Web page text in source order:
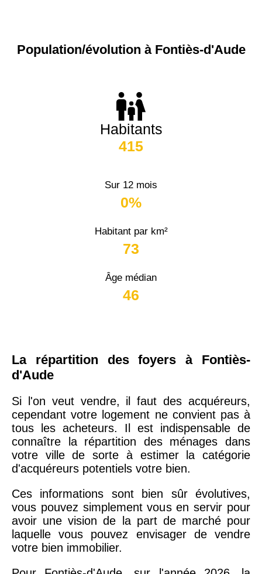
Population/évolution à Fontiès-d'Aude
Habitants
415
Sur 12 mois
0%
Habitant par km²
73
Âge médian
46
La répartition des foyers à Fontiès-
d'Aude
Si l'on veut vendre, il faut des acquéreurs,
cependant votre logement ne convient pas à
tous les acheteurs. Il est indispensable de
connaître la répartition des ménages dans
votre ville de sorte à estimer la catégorie
d'acquéreurs potentiels votre bien.
Ces informations sont bien sûr évolutives,
vous pouvez simplement vous en servir pour
avoir une vision de la part de marché pour
laquelle vous pouvez envisager de vendre
votre bien immobilier.